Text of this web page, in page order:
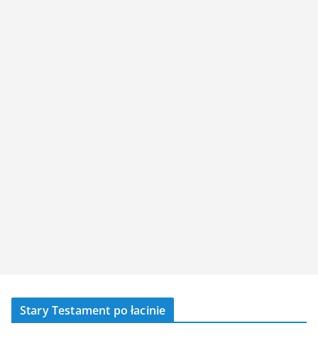
Stary Testament po łacinie